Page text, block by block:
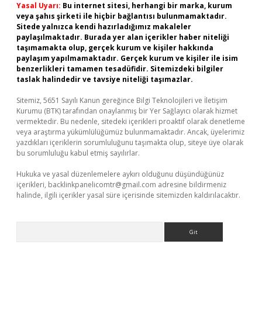
Yasal Uyarı: Bu internet sitesi, herhangi bir marka, kurum
veya şahıs şirketi ile hiçbir bağlantısı bulunmamaktadır.
Sitede yalnızca kendi hazırladığımız makaleler
paylaşılmaktadır. Burada yer alan içerikler haber niteliği
taşımamakta olup, gerçek kurum ve kişiler hakkında
paylaşım yapılmamaktadır. Gerçek kurum ve kişiler ile isim
benzerlikleri tamamen tesadüfidir. Sitemizdeki bilgiler
taslak halindedir ve tavsiye niteliği taşımazlar.
Sitemiz, 5651 Sayılı Kanun gereğince Bilgi Teknolojileri ve İletişim
Kurumu (BTK) tarafından onaylanmış bir Yer Sağlayıcı olarak hizmet
vermektedir. Bu nedenle, sitedeki içerikleri proaktif olarak denetleme
veya araştırma yükümlülüğümüz bulunmamaktadır. Ancak, üyelerimiz
yazdıkları içeriklerin sorumluluğunu taşımakta olup, siteye üye olarak
bu sorumluluğu kabul etmiş sayılırlar.
Hukuka ve yasal düzenlemelere aykırı olduğunu düşündüğünüz
içerikleri, backlinkpanelicomtr@gmail.com adresine bildirmeniz
halinde, ilgili içerikler yasal süre içerisinde sitemizden kaldırılacaktır.